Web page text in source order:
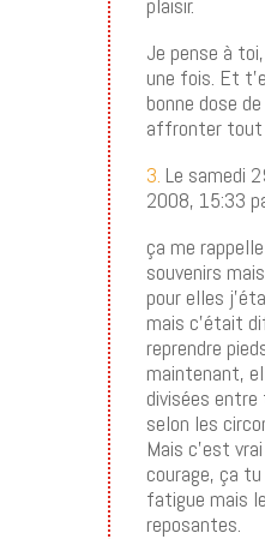
Je pense à
une fois. Et
bonne dose
affronter tout
3. Le samedi
2008, 15:33
ça me
souvenirs
pour elles
mais c’était
reprendre
maintenant,
divisées
selon les
Mais c’est
courage, ça
fatigue mais
reposantes.